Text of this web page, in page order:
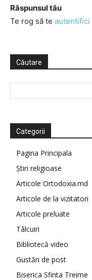
Răspunsul tău
Te rog să te autentifici
Căutare
Categorii
Pagina Principala
Știri religioase
Articole Ortodoxia.md
Articole de la vizitatori
Articole preluate
Tâlcuiri
Bibliotecă video
Gustări de post
Biserica Sfinta Treime